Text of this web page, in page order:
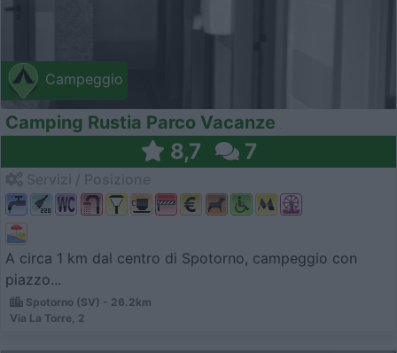
Campeggio
Camping Rustia Parco Vacanze
8,7 7
A circa 1 km dal centro di Spotorno, campeggio con
piazzo...
Spotorno (SV) - 26.2km
Via La Torre, 2